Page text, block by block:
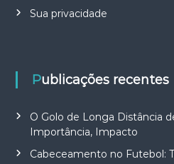
Sua privacidade
Publicações recentes
O Golo de Longa Distância
Importância, Impacto
Cabeceamento no Futebol: